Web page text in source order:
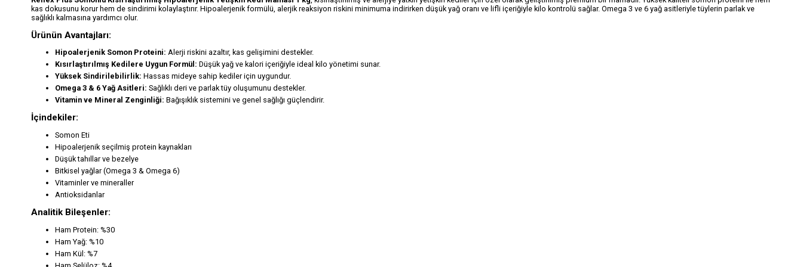
kas dokusunu korur hem de sindirimi kolaylaştırır. Hipoalerjenik formülü, alerjik reaksiyon riskini minimuma indirirken düşük yağ oranı ve lifli içeriğiyle kilo kontrolü sağlar. Omega 3 ve 6 yağ asitleriyle tüylerin parlak ve
sağlıklı kalmasına yardımcı olur.
Ürünün Avantajları:
Hipoalerjenik Somon Proteini: Alerji riskini azaltır, kas gelişimini destekler.
Kısırlaştırılmış Kedilere Uygun Formül: Düşük yağ ve kalori içeriğiyle ideal kilo yönetimi sunar.
Yüksek Sindirilebilirlik: Hassas mideye sahip kediler için uygundur.
Omega 3 & 6 Yağ Asitleri: Sağlıklı deri ve parlak tüy oluşumunu destekler.
Vitamin ve Mineral Zenginliği: Bağışıklık sistemini ve genel sağlığı güçlendirir.
İçindekiler:
Somon Eti
Hipoalerjenik seçilmiş protein kaynakları
Düşük tahıllar ve bezelye
Bitkisel yağlar (Omega 3 & Omega 6)
Vitaminler ve mineraller
Antioksidanlar
Analitik Bileşenler:
Ham Protein: %30
Ham Yağ: %10
Ham Kül: %7